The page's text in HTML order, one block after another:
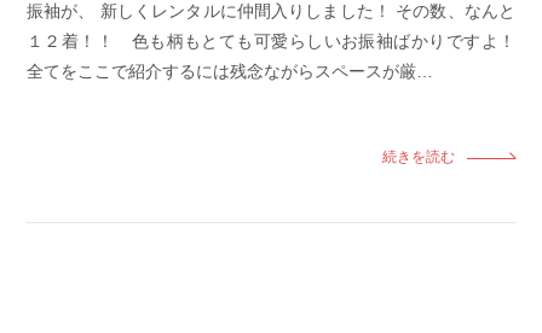
振袖が、 新しくレンタルに仲間入りしました！ その数、なんと
１２着！！ 色も柄もとても可愛らしいお振袖ばかりですよ！
全てをここで紹介するには残念ながらスペースが厳…
続きを読む